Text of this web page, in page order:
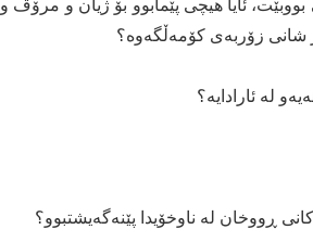
ئایا ھیچی پێمابوو بۆ ژیان و مرۆڤ و
شانی زۆربەی کۆمەڵگەوە؟
لە ئارادایە؟
ڕووخان لە ناوخۆیدا پێنەگەیشتبوو؟